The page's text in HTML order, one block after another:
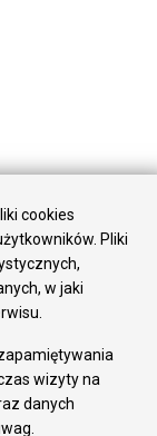
cookies
Pliki
w jaki
wizyty na
danych